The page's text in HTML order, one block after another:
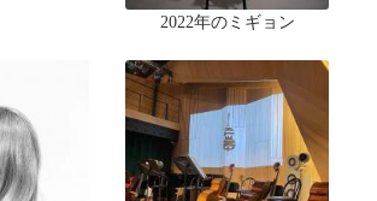
2022年のミギョン